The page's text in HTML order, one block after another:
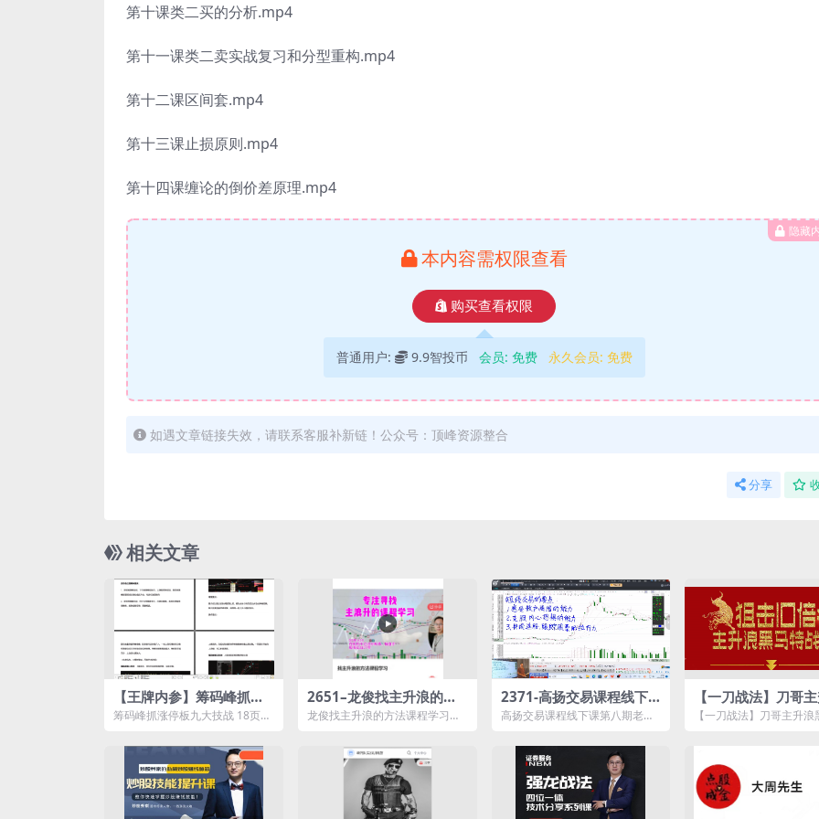
第十课类二买的分析.mp4
第十一课类二卖实战复习和分型重构.mp4
第十二课区间套.mp4
第十三课止损原则.mp4
第十四课缠论的倒价差原理.mp4
隐藏
本内容需权限查看
购买查看权限
普通用户: 9.9智投币 会员: 免费 永久会员: 免费
如遇文章链接失效，请联系客服补新链！公众号：顶峰资源整合
分享
相关文章
【王牌内参】筹码峰抓涨
停板九大技战术18页PDF
筹码峰抓涨停板九大技战 18页P
【王...
2651–龙俊找主升浪的方
法课程学习
龙俊找主升浪的方法课程学习资
2371-高扬交易课程线下
课第八期老高博弈实战课
高扬交易课程线下课第八期老高
录： 第...
【一刀战法】刀哥
黑马特战营
【一刀战法】刀哥主升浪